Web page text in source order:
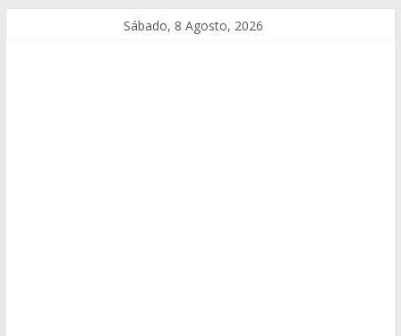
Sábado, 8 Agosto, 2026